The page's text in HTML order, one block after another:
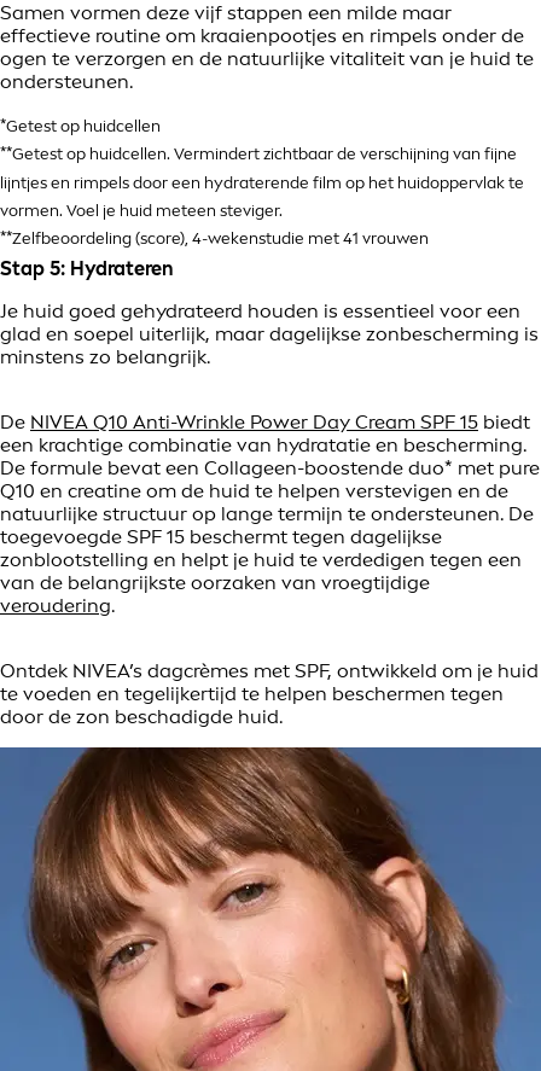
Samen vormen deze vijf stappen een milde maar
effectieve routine om kraaienpootjes en rimpels onder de
ogen te verzorgen en de natuurlijke vitaliteit van je huid te
ondersteunen.
*Getest op huidcellen
**Getest op huidcellen. Vermindert zichtbaar de verschijning van fijne
lijntjes en rimpels door een hydraterende film op het huidoppervlak te
vormen. Voel je huid meteen steviger.
**Zelfbeoordeling (score), 4-wekenstudie met 41 vrouwen
Stap 5: Hydrateren
Je huid goed gehydrateerd houden is essentieel voor een
glad en soepel uiterlijk, maar dagelijkse zonbescherming is
minstens zo belangrijk.
De NIVEA Q10 Anti-Wrinkle Power Day Cream SPF 15 biedt
een krachtige combinatie van hydratatie en bescherming.
De formule bevat een Collageen-boostende duo* met pure
Q10 en creatine om de huid te helpen verstevigen en de
natuurlijke structuur op lange termijn te ondersteunen. De
toegevoegde SPF 15 beschermt tegen dagelijkse
zonblootstelling en helpt je huid te verdedigen tegen een
van de belangrijkste oorzaken van vroegtijdige
veroudering.
Ontdek NIVEA’s dagcrèmes met SPF, ontwikkeld om je huid
te voeden en tegelijkertijd te helpen beschermen tegen
door de zon beschadigde huid.